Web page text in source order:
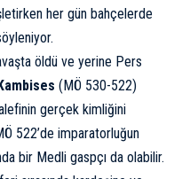
her gün bahçelerde
öldü ve yerine Pers
(MÖ 530-522)
gerçek kimliğini
522’de imparatorluğun
bir Medli gaspçı da olabilir.